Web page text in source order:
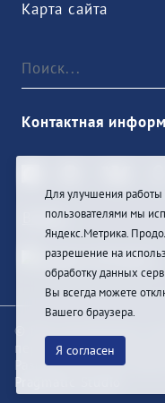
Карта сайта
Контактная
Войти
© При цитировании
первоисточник
Разработка и
Pragmatic Studio
Для улучшения работы
пользователями мы
Яндекс.Метрика.
разрешение на
обработку данных
Вы всегда можете
Вашего браузера.
Я согласен